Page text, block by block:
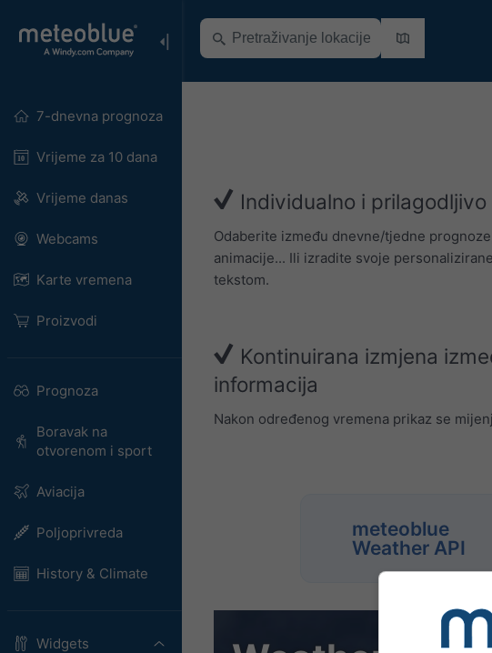
7-dnevna prognoza
Vrijeme za 10 dana
Vrijeme danas
Webcams
Karte vremena
Proizvodi
Prognoza
Boravak na
otvorenom i sport
Aviacija
Poljoprivreda
History & Climate
Widgets
Individualno i prilagodljivo
Odaberite između dnevne/tjedne
animacije... Ili izradite svoje
tekstom.
Kontinuirana izmjena
informacija
Nakon određenog vremena prikaz se
meteoblue
Weather API